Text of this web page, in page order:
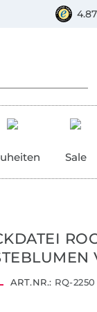
Sale
ART.NR.: RQ-2250